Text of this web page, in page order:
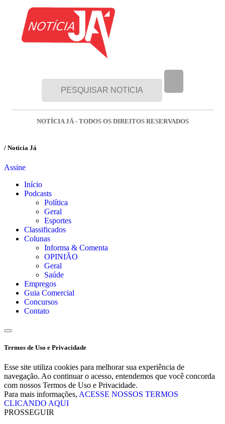
NOTÍCIA JÁ - TODOS OS DIREITOS RESERVADOS
/ Notícia Já
Assine
Início
Podcasts
Política
Geral
Esportes
Classificados
Colunas
Informa & Comenta
OPINIÃO
Geral
Saúde
Empregos
Guia Comercial
Concursos
Contato
Termos de Uso e Privacidade
Esse site utiliza cookies para melhorar sua experiência de
navegação. Ao continuar o acesso, entendemos que você concorda
com nossos Termos de Uso e Privacidade.
Para mais informações, ACESSE NOSSOS TERMOS
CLICANDO AQUI
PROSSEGUIR